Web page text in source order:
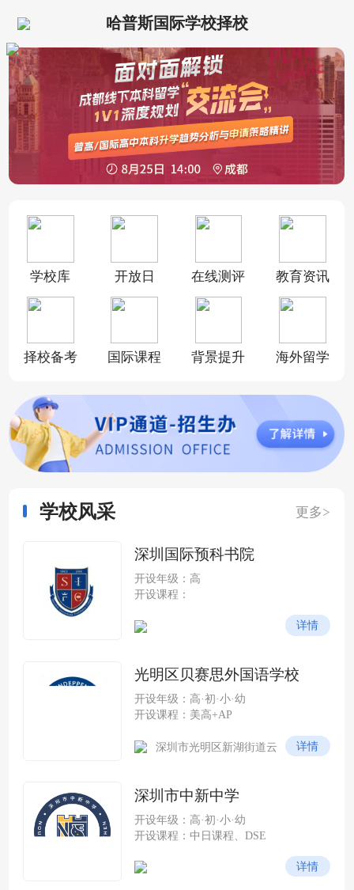
哈普斯国际学校择校
学校库 开放日 在线测评 教育资讯
择校备考 国际课程 背景提升 海外留学
学校风采 更多>
深圳国际预科书院
开设年级：高
开设课程：
详情
光明区贝赛思外国语学校
开设年级：高·初·小·幼
开设课程：美高+AP
深圳校区）
详情
深圳市中新中学
开设年级：高·初·小·幼
开设课程：中日课程、DSE
详情